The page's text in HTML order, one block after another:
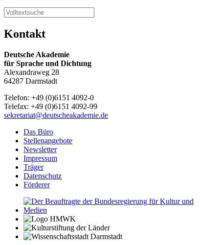
Kontakt
Deutsche Akademie
für Sprache und Dichtung
Alexandraweg 28
64287 Darmstadt
Telefon: +49 (0)6151 4092-0
Telefax: +49 (0)6151 4092-99
sekretariat@deutscheakademie.de
Das Büro
Stellenangebote
Newsletter
Impressum
Träger
Datenschutz
Förderer